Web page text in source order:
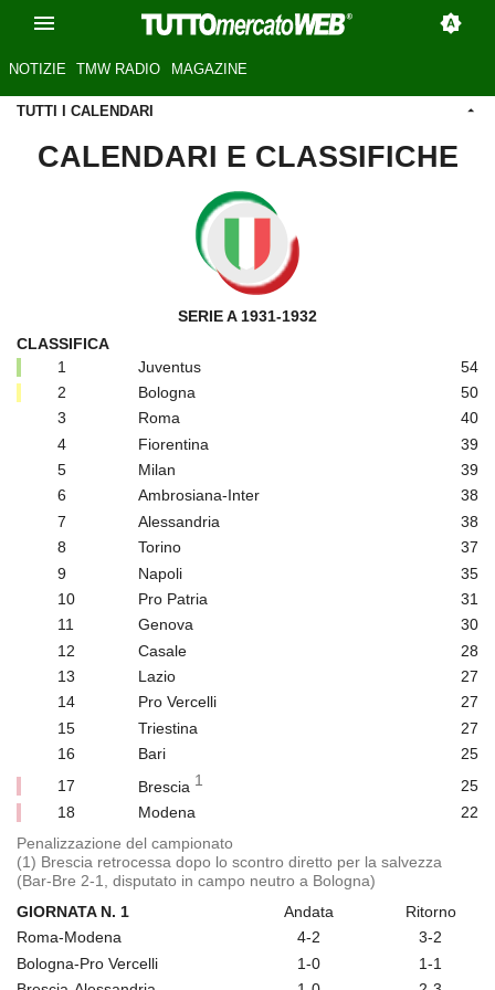
NOTIZIE TMW RADIO MAGAZINE
TUTTI I CALENDARI
CALENDARI E CLASSIFICHE
SERIE A 1931-1932
CLASSIFICA
1
Juventus
54
2
Bologna
50
3
Roma
40
4
Fiorentina
39
5
Milan
39
6
Ambrosiana-Inter
38
7
Alessandria
38
8
Torino
37
9
Napoli
35
10
Pro Patria
31
11
Genova
30
12
Casale
28
13
Lazio
27
14
Pro Vercelli
27
15
Triestina
27
16
Bari
25
17
Brescia 1
25
18
Modena
22
Penalizzazione del campionato
(1) Brescia retrocessa dopo lo scontro diretto per la salvezza
(Bar-Bre 2-1, disputato in campo neutro a Bologna)
GIORNATA N. 1
Andata
Ritorno
Roma-Modena
4-2
3-2
Bologna-Pro Vercelli
1-0
1-1